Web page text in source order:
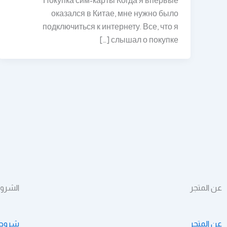
оказался в Китае, мне нужно было
подключиться к интернету. Все, что я
слышал о покупке […]
عن المتجر
عن المتجر شروط